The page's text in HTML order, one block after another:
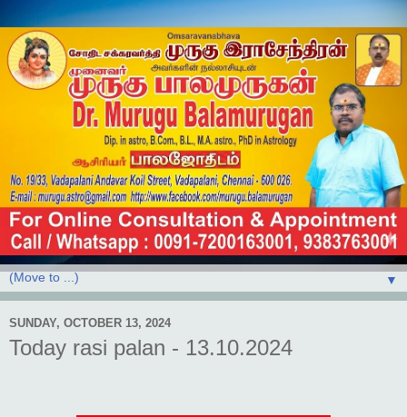
▼
SUNDAY, OCTOBER 13, 2024
Today rasi palan - 13.10.2024